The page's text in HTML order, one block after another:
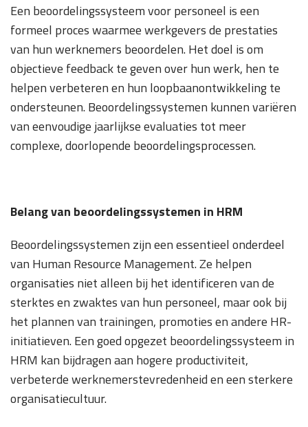
Een beoordelingssysteem voor personeel is een
formeel proces waarmee werkgevers de prestaties
van hun werknemers beoordelen. Het doel is om
objectieve feedback te geven over hun werk, hen te
helpen verbeteren en hun loopbaanontwikkeling te
ondersteunen. Beoordelingssystemen kunnen variëren
van eenvoudige jaarlijkse evaluaties tot meer
complexe, doorlopende beoordelingsprocessen.
Belang van beoordelingssystemen in HRM
Beoordelingssystemen zijn een essentieel onderdeel
van Human Resource Management. Ze helpen
organisaties niet alleen bij het identificeren van de
sterktes en zwaktes van hun personeel, maar ook bij
het plannen van trainingen, promoties en andere HR-
initiatieven. Een goed opgezet beoordelingssysteem in
HRM kan bijdragen aan hogere productiviteit,
verbeterde werknemerstevredenheid en een sterkere
organisatiecultuur.